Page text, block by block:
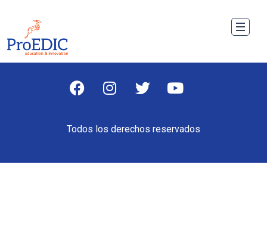
Todos los derechos reservados